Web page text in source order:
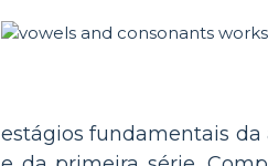
estágios fundamentais